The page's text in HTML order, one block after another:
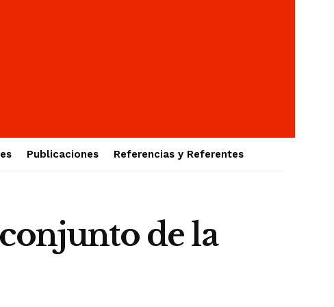
Publicaciones Referencias y Referentes
de la